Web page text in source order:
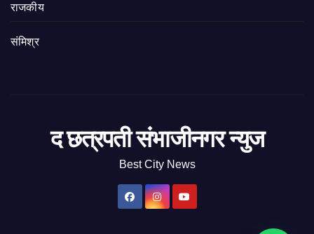
राजकीय
संमिश्र
द छत्रपती संभाजीनगर न्युज
Best City News